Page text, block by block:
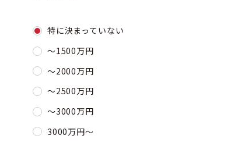
特に決まっていない
〜1500万円
〜2000万円
〜2500万円
〜3000万円
3000万円〜